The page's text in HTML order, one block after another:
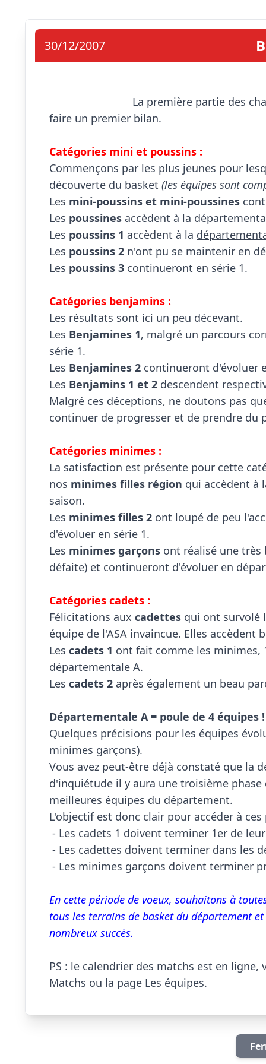
30/12/2007
faire un premier bilan.
Catégories mini et poussins :
Commençons par les plus jeunes pour
découverte du basket (les équipes sont
Les mini-poussins et mini-poussines
Les poussines accèdent à la
Les poussins 1 accèdent à la
Les poussins 2 n'ont pu se maintenir en
Les poussins 3 continueront en série 1.
Catégories benjamins :
Les résultats sont ici un peu décevant.
Les Benjamines 1
série 1.
Les Benjamines 2 continueront d'évoluer
Les Benjamins 1 et 2 descendent
Malgré ces déceptions, ne doutons pas
continuer de progresser et de prendre
Catégories minimes :
La satisfaction est présente pour cette
nos minimes filles région qui accèdent à
saison.
Les minimes filles 2 ont loupé de peu
d'évoluer en série 1.
Les minimes garçons ont réalisé une très
défaite) et continueront d'évoluer en
Catégories cadets :
Félicitations aux cadettes qui ont survolé
équipe de l'ASA invaincue. Elles accèdent
Les cadets 1
départementale A.
Les cadets 2 après également un beau
Départementale A = poule de 4 équipes !
Quelques précisions pour les équipes
minimes garçons).
Vous avez peut-être déjà constaté que la
d'inquiétude il y aura une troisième
meilleures équipes du département.
L'objectif est donc clair pour accéder à ces
En cette période de voeux, souhaitons à
tous les terrains de basket du département
nombreux succès.
PS : le calendrier des matchs est en
Matchs ou la page Les équipes